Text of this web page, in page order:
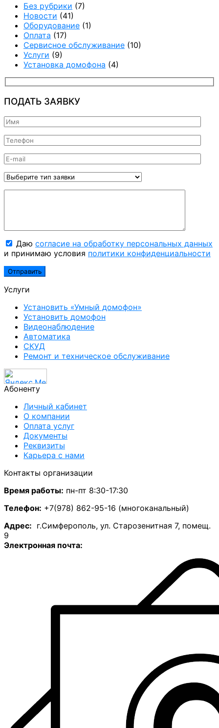
Без рубрики (7)
Новости (41)
Оборудование (1)
Оплата (17)
Сервисное обслуживание (10)
Услуги (9)
Установка домофона (4)
ПОДАТЬ ЗАЯВКУ
Даю согласие на обработку персональных данных
и принимаю условия политики конфиденциальности
Услуги
Установить «Умный домофон»
Установить домофон
Видеонаблюдение
Автоматика
СКУД
Ремонт и техническое обслуживание
Абоненту
Личный кабинет
О компании
Оплата услуг
Документы
Реквизиты
Карьера с нами
Контакты организации
Время работы: пн-пт 8:30-17:30
Телефон: +7(978) 862-95-16 (многоканальный)
Адрес: г.Симферополь, ул. Старозенитная 7, помещ.
9
Электронная почта: